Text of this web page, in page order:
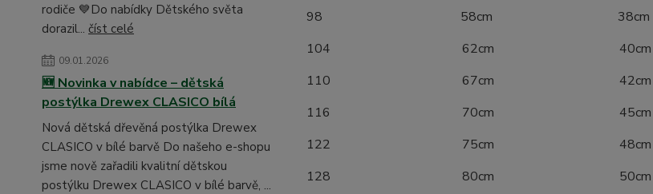
rodiče 💙Do nabídky Dětského světa
dorazil... číst celé
09.01.2026
🆕 Novinka v nabídce – dětská
postýlka Drewex CLASICO bílá
Nová dětská dřevěná postýlka Drewex
CLASICO v bílé barvě Do našeho e-shopu
jsme nově zařadili kvalitní dětskou
postýlku Drewex CLASICO v bílé barvě, ...
98 58cm 38cm
104 62cm 40cm
110 67cm 42cm
116 70cm 45cm
122 75cm 48cm
128 80cm 50cm